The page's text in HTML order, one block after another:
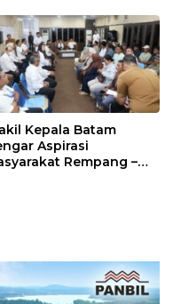
Kepala Batam
Aspirasi
Rempang –